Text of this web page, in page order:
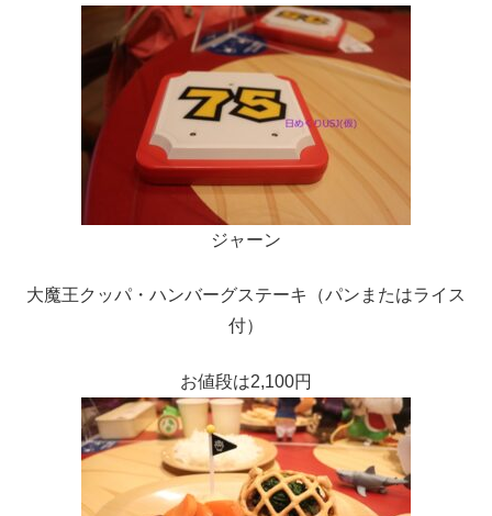
ジャーン
大魔王クッパ・ハンバーグステーキ（パンまたはライス
付）
お値段は2,100円